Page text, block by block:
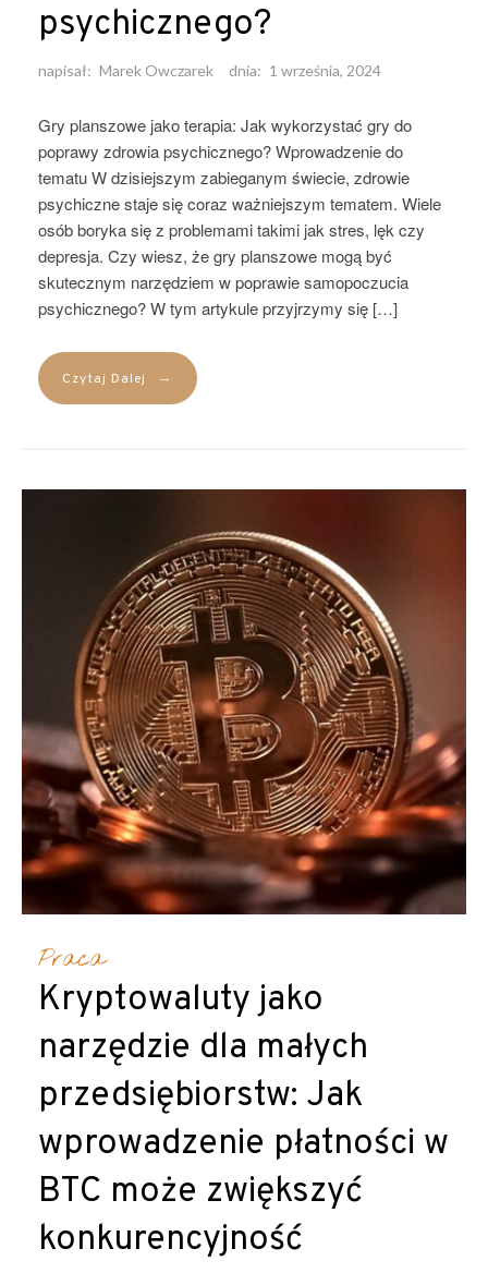
psychicznego?
napisał: Marek Owczarek dnia: 1 września, 2024
Gry planszowe jako terapia: Jak wykorzystać gry do
poprawy zdrowia psychicznego? Wprowadzenie do
tematu W dzisiejszym zabieganym świecie, zdrowie
psychiczne staje się coraz ważniejszym tematem. Wiele
osób boryka się z problemami takimi jak stres, lęk czy
depresja. Czy wiesz, że gry planszowe mogą być
skutecznym narzędziem w poprawie samopoczucia
psychicznego? W tym artykule przyjrzymy się […]
Czytaj Dalej →
Praca
Kryptowaluty jako
narzędzie dla małych
przedsiębiorstw: Jak
wprowadzenie płatności w
BTC może zwiększyć
konkurencyjność